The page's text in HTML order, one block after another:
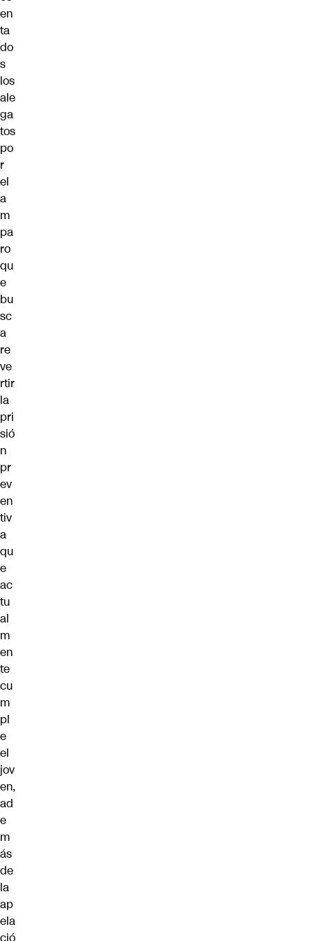
en
ta
do
s
los
ale
ga
tos
po
r
el
a
m
pa
ro
qu
e
bu
sc
a
re
ve
rtir
la
pri
sió
n
pr
ev
en
tiv
a
qu
e
ac
tu
al
m
en
te
cu
m
pl
e
el
jov
en,
ad
e
m
ás
de
la
ap
ela
ció